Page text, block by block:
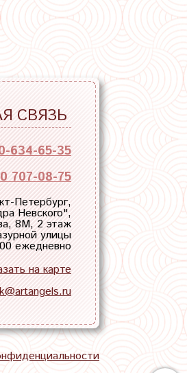
СВЯЗЬ
634-65-35
707-08-75
Петербург,
Невского",
8М, 2 этаж
улицы
ежедневно
на карте